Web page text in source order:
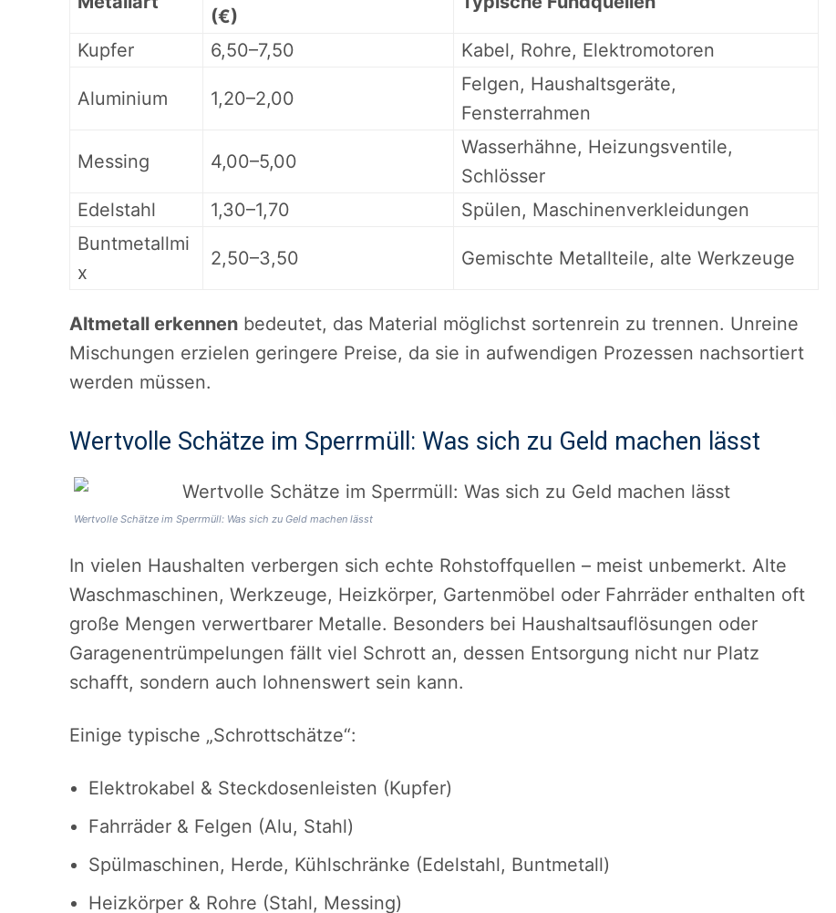
(€)
Kupfer 6,50–7,50 Kabel, Rohre, Elektromotoren
Aluminium 1,20–2,00
Felgen, Haushaltsgeräte,
Fensterrahmen
Messing 4,00–5,00
Wasserhähne, Heizungsventile,
Schlösser
Edelstahl
1,30–1,70
Spülen, Maschinenverkleidungen
Buntmetallmi
x
2,50–3,50 Gemischte Metallteile, alte Werkzeuge
Altmetall erkennen bedeutet, das Material möglichst sortenrein zu trennen. Unreine
Mischungen erzielen geringere Preise, da sie in aufwendigen Prozessen nachsortiert
werden müssen.
Wertvolle Schätze im Sperrmüll: Was sich zu Geld machen lässt
Wertvolle Schätze im Sperrmüll: Was sich zu Geld machen lässt
In vielen Haushalten verbergen sich echte Rohstoffquellen – meist unbemerkt. Alte
Waschmaschinen, Werkzeuge, Heizkörper, Gartenmöbel oder Fahrräder enthalten oft
große Mengen verwertbarer Metalle. Besonders bei Haushaltsauflösungen oder
Garagenentrümpelungen fällt viel Schrott an, dessen Entsorgung nicht nur Platz
schafft, sondern auch lohnenswert sein kann.
Einige typische „Schrottschätze“:
Elektrokabel & Steckdosenleisten (Kupfer)
Fahrräder & Felgen (Alu, Stahl)
Spülmaschinen, Herde, Kühlschränke (Edelstahl, Buntmetall)
Heizkörper & Rohre (Stahl, Messing)